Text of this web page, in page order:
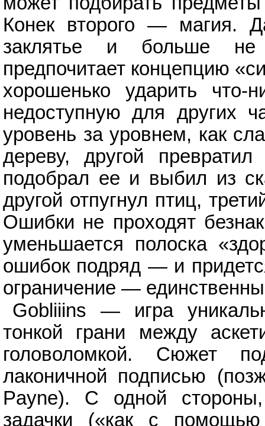
Конек второго — магия.
заклятье и больше не
предпочитает концепцию
хорошенько ударить
недоступную для других
уровень за уровнем, как
дереву, другой
подобрал ее и выбил из
другой отпугнул птиц,
Ошибки не проходят
уменьшается полоска
ошибок подряд — и
ограничение —
Gobliiins — игра
тонкой грани между
головоломкой. Сюжет
лаконичной подписью
Payne). С одной стороны,
задачки («как с